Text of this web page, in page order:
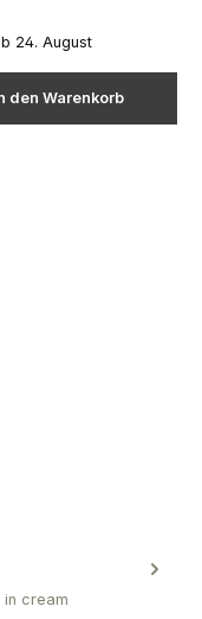
24. August
den Warenkorb
cream